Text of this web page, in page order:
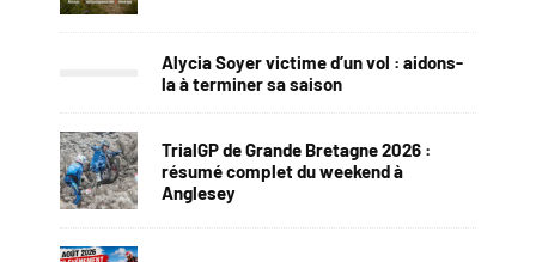
Alycia Soyer victime d’un vol : aidons-
la à terminer sa saison
TrialGP de Grande Bretagne 2026 :
résumé complet du weekend à
Anglesey